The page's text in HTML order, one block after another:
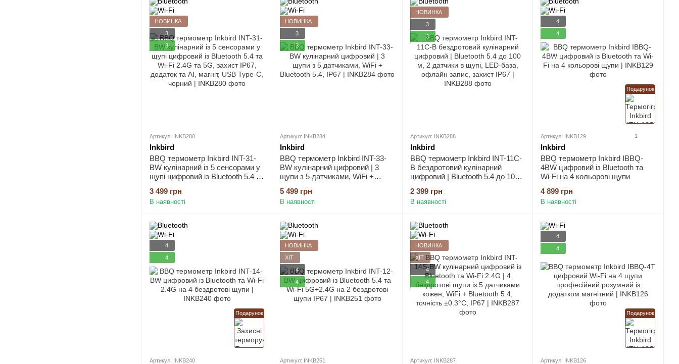
НОВИНКА
3
3
Артикул: INKB280
Inkbird
BBQ термометр Inkbird INT-31-
BW кулінарний із 5 сенсорами у
щупі цифровий із Bluetooth 5.4 та
додаток та AI, магніт, USB Type-
C, чорний
3 499 грн
В наявності
НОВИНКА
3
3
Артикул: INKB284
Inkbird
BBQ термометр Inkbird INT-33-
BW кулінарний цифровий | 3
щупи з 5 датчиками, WiFi +
5 499 грн
В наявності
НОВИНКА
3
3
Артикул: INKB288
Inkbird
BBQ термометр Inkbird INT-11C-
B бездротовий кулінарний
цифровий | Bluetooth 5.4 до 100
офлайн запис, захист IP67
2 399 грн
В наявності
Подарунок
4
4
Артикул: INKB129 1
Inkbird
BBQ термометр Inkbird IBBQ-
4BW цифровий із Bluetooth та
Wi-Fi на 4 кольорові щупи
4 899 грн
В наявності
Подарунок
4
4
Артикул: INKB240
НОВИНКА
ХІТ
4
4
Артикул: INKB251
НОВИНКА
ХІТ
4
4
Артикул: INKB287
Подарунок
4
4
Артикул: INKB126